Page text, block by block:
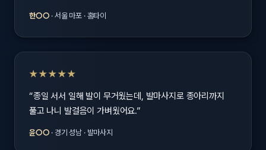
한○○ · 서울 마포 · 홈타이
★★★★★
“종일 서서 일해 발이 무거웠는데, 발마사지로 종아리까지
풀고 나니 발걸음이 가벼웠어요.”
윤○○ · 경기 성남 · 발마사지